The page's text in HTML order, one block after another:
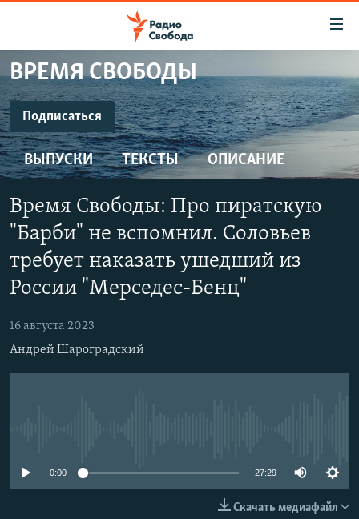
упрощенного
доступа
Вернуться
к
основному
содержанию
Вернутся
главной
навигации
Вернутся
поиску
ПРОГРАММЫ
ПОДКАСТЫ
АВТОРСКИЕ ПРОЕКТЫ
ЦИТАТЫ СВОБОДЫ
МНЕНИЯ
КУЛЬТУРА
IDEL.РЕАЛИИ
КАВКАЗ.РЕАЛИИ
СИБИРЬ.РЕАЛИИ
РАСПИСАНИЕ ВЕЩАНИЯ
ВРЕМЯ СВОБОДЫ
Подписаться
ПОДПИСАТЬСЯ
CastBox
YouTube
Подписаться
ВЫПУСКИ ТЕКСТЫ ОПИСАНИЕ
Время Свободы: Про пиратскую
"Барби" не вспомнил. Соловьев
требует наказать ушедший из
России "Мерседес-Бенц"
16 августа 2023
Андрей Шароградский
0:00 27:29
Скачать медиафайл